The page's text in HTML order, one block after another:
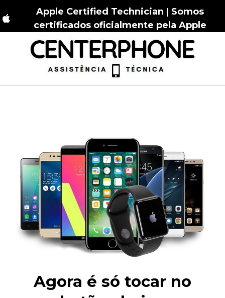
Apple Certified Technician | Somos
certificados oficialmente pela Apple
Agora é só tocar no